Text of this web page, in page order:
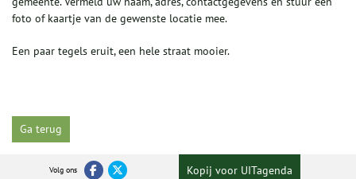
foto of kaartje van de gewenste locatie mee.
Een paar tegels eruit, een hele straat mooier.
Ga terug
Volg ons Kopij voor UITagenda